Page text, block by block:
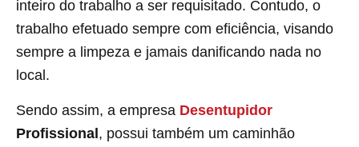
inteiro do trabalho a ser requisitado. Contudo, o
trabalho efetuado sempre com eficiência, visando
sempre a limpeza e jamais danificando nada no
local.
Sendo assim, a empresa Desentupidor
Profissional, possui também um caminhão